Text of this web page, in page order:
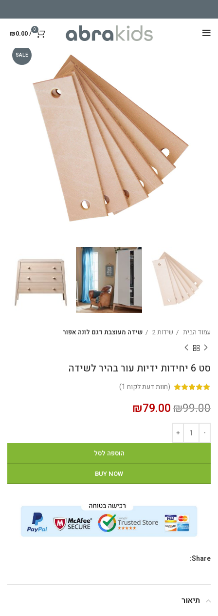
0
/
₪0.00
SALE
עמוד הבית שידות 2 שידה מעוצבת דגם לונה אפור
סט 6 יחידות ידיות עור בהיר לשידה
(חוות דעת לקוח 1
)
₪99.00
₪79.00
הוספה לסל
BUY NOW
Share:
תיאור